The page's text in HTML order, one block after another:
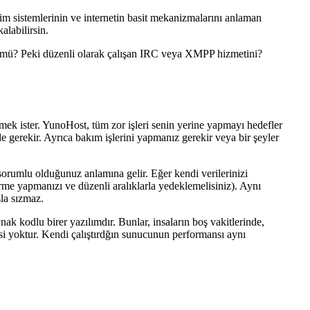
sistemlerinin ve internetin basit mekanizmalarını anlaman
Peki düzenli olarak çalışan IRC veya XMPP hizmetini?
ister. YunoHost, tüm zor işleri senin yerine yapmayı hedefler
Ayrıca bakım işlerini yapmanız gerekir veya bir şeyler
olduğunuz anlamına gelir. Eğer kendi verilerinizi
yapmanızı ve düzenli aralıklarla yedeklemelisiniz). Aynı
sızmaz.
kodlu birer yazılımdır. Bunlar, insaların boş vakitlerinde,
Kendi çalıştırdğın sunucunun performansı aynı